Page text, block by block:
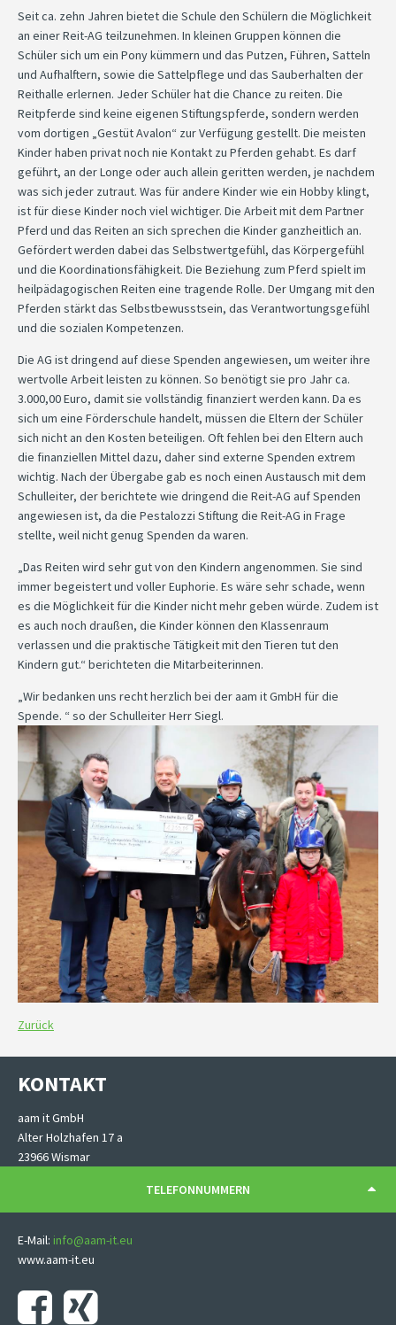
Seit ca. zehn Jahren bietet die Schule den Schülern die Möglichkeit
an einer Reit-AG teilzunehmen. In kleinen Gruppen können die
Schüler sich um ein Pony kümmern und das Putzen, Führen, Satteln
und Aufhalftern, sowie die Sattelpflege und das Sauberhalten der
Reithalle erlernen. Jeder Schüler hat die Chance zu reiten. Die
Reitpferde sind keine eigenen Stiftungspferde, sondern werden
vom dortigen „Gestüt Avalon“ zur Verfügung gestellt. Die meisten
Kinder haben privat noch nie Kontakt zu Pferden gehabt. Es darf
geführt, an der Longe oder auch allein geritten werden, je nachdem
was sich jeder zutraut. Was für andere Kinder wie ein Hobby klingt,
ist für diese Kinder noch viel wichtiger. Die Arbeit mit dem Partner
Pferd und das Reiten an sich sprechen die Kinder ganzheitlich an.
Gefördert werden dabei das Selbstwertgefühl, das Körpergefühl
und die Koordinationsfähigkeit. Die Beziehung zum Pferd spielt im
heilpädagogischen Reiten eine tragende Rolle. Der Umgang mit den
Pferden stärkt das Selbstbewusstsein, das Verantwortungsgefühl
und die sozialen Kompetenzen.
Die AG ist dringend auf diese Spenden angewiesen, um weiter ihre
wertvolle Arbeit leisten zu können. So benötigt sie pro Jahr ca.
3.000,00 Euro, damit sie vollständig finanziert werden kann. Da es
sich um eine Förderschule handelt, müssen die Eltern der Schüler
sich nicht an den Kosten beteiligen. Oft fehlen bei den Eltern auch
die finanziellen Mittel dazu, daher sind externe Spenden extrem
wichtig. Nach der Übergabe gab es noch einen Austausch mit dem
Schulleiter, der berichtete wie dringend die Reit-AG auf Spenden
angewiesen ist, da die Pestalozzi Stiftung die Reit-AG in Frage
stellte, weil nicht genug Spenden da waren.
„Das Reiten wird sehr gut von den Kindern angenommen. Sie sind
immer begeistert und voller Euphorie. Es wäre sehr schade, wenn
es die Möglichkeit für die Kinder nicht mehr geben würde. Zudem ist
es auch noch draußen, die Kinder können den Klassenraum
verlassen und die praktische Tätigkeit mit den Tieren tut den
Kindern gut.“ berichteten die Mitarbeiterinnen.
„Wir bedanken uns recht herzlich bei der aam it GmbH für die
Spende. “ so der Schulleiter Herr Siegl.
Zurück
KONTAKT
aam it GmbH
Alter Holzhafen 17 a
23966 Wismar
TELEFONNUMMERN
E-Mail: info@aam-it.eu
www.aam-it.eu